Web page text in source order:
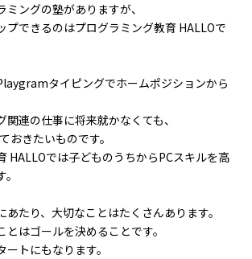
ングの塾がありますが、
プできるのはプログラミング教育 HALLOで
タイピングでホームポジションから
連の仕事に将来就かなくても、
おきたいものです。
HALLOでは子どものうちからPCスキルを高
たり、大切なことはたくさんあります。
はゴールを決めることです。
トにもなります。